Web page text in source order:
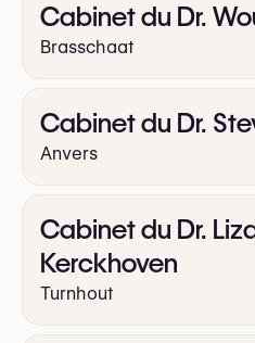
Cabinet du Dr.
Brasschaat
Cabinet du Dr.
Anvers
Cabinet du Dr.
Kerckhoven
Turnhout